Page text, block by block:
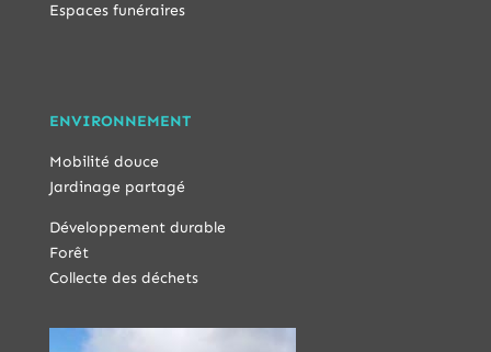
Espaces funéraires
ENVIRONNEMENT
Mobilité douce
Jardinage partagé
Développement durable
Forêt
Collecte des déchets